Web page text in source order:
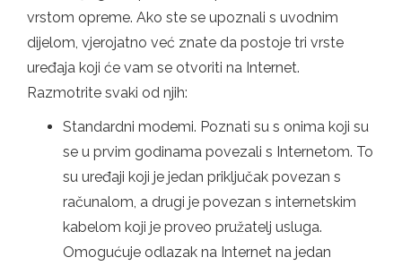
vrstom opreme. Ako ste se upoznali s uvodnim
dijelom, vjerojatno već znate da postoje tri vrste
uređaja koji će vam se otvoriti na Internet.
Razmotrite svaki od njih:
Standardni modemi. Poznati su s onima koji su
se u prvim godinama povezali s Internetom. To
su uređaji koji je jedan priključak povezan s
računalom, a drugi je povezan s internetskim
kabelom koji je proveo pružatelj usluga.
Omogućuje odlazak na Internet na jedan